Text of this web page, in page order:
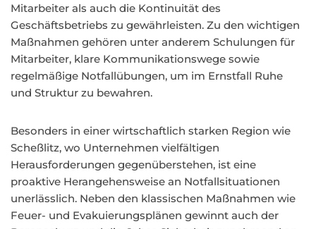
Mitarbeiter als auch die Kontinuität des
Geschäftsbetriebs zu gewährleisten. Zu den wichtigen
Maßnahmen gehören unter anderem Schulungen für
Mitarbeiter, klare Kommunikationswege sowie
regelmäßige Notfallübungen, um im Ernstfall Ruhe
und Struktur zu bewahren.
Besonders in einer wirtschaftlich starken Region wie
Scheßlitz, wo Unternehmen vielfältigen
Herausforderungen gegenüberstehen, ist eine
proaktive Herangehensweise an Notfallsituationen
unerlässlich. Neben den klassischen Maßnahmen wie
Feuer- und Evakuierungsplänen gewinnt auch der